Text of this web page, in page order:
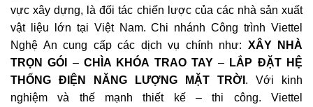
vực xây dựng, là đối tác chiến lược của các nhà sản xuất
vật liệu lớn tại Việt Nam. Chi nhánh Công trình Viettel
Nghệ An cung cấp các dịch vụ chính như: XÂY NHÀ
TRỌN GÓI
– CHÌA KHÓA TRAO TAY– LẮP ĐẶT HỆ
THỐNG ĐIỆN NĂNG LƯỢNG MẶT TRỜI . Với kinh
nghiệm và thế mạnh thiết kế – thi công. Viettel